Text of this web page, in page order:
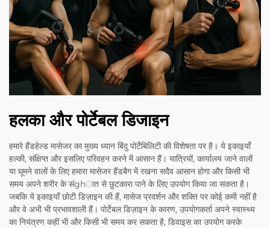
हलका और पोर्टेबल डिजाइन
हमारे हैंडहेल्ड मासेजर का मुख्य ध्यान बिंदु पोर्टेबिलिटी की विशेषता पर है। ये इकाइयाँ
हल्की, संक्षिप्त और इसलिए परिवहन करने में आसान हैं। यात्रियों, कार्यालय जाने वालों
या घूमने वालों के लिए हमारा मासेजर हैंडबैग में रखना सदैव आसान होगा और किसी भी
समय अपने शरीर के संghात से छुटकारा पाने के लिए उपयोग किया जा सकता है।
जबकि ये इकाइयाँ छोटी डिज़ाइन की हैं, मासेज प्रदर्शन और शक्ति पर कोई कमी नहीं है
और वे अभी भी प्रभावशाली हैं। पोर्टेबल डिज़ाइन के कारण, उपयोगकर्ता अपने स्वास्थ्य
का नियंत्रण कहीं भी और किसी भी समय कर सकता है, डिवाइस का उपयोग करके